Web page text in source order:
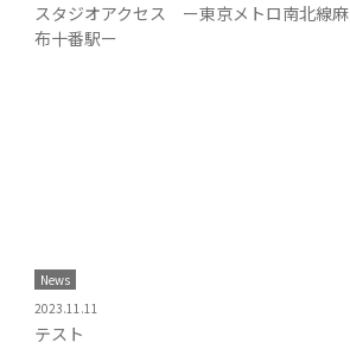
スタジオアクセス ー東京メトロ南北線麻
布十番駅ー
News
2023.11.11
テスト